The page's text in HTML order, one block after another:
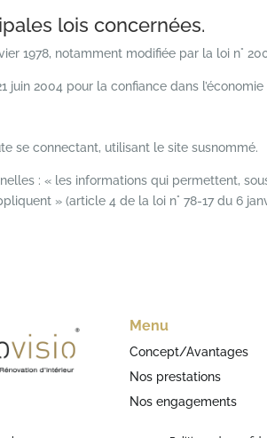
lois concernées.
1978, notamment modifiée par la loi n°
juin 2004 pour la confiance dans
se connectant, utilisant le site susnommé.
: « les informations qui permettent,
» (article 4 de la loi n° 78-17 du 6
Menu
Concept/Avantages
Nos prestations
Nos engagements